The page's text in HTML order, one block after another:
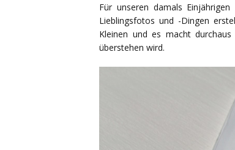
Für unseren damals
Lieblingsfotos und -Dingen
Kleinen und es macht
überstehen wird.